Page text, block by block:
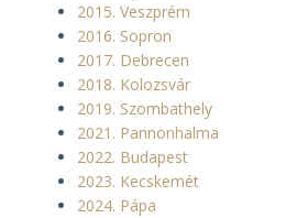
2015. Veszprém
2016. Sopron
2017. Debrecen
2018. Kolozsvár
2019. Szombathely
2021. Pannonhalma
2022. Budapest
2023. Kecskemét
2024. Pápa